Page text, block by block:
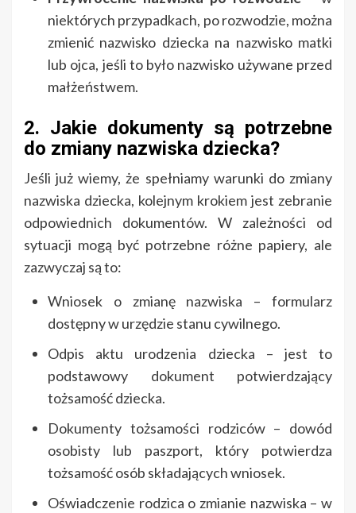
niektórych przypadkach, po rozwodzie, można
zmienić nazwisko dziecka na nazwisko matki
lub ojca, jeśli to było nazwisko używane przed
małżeństwem.
2. Jakie dokumenty są potrzebne
do zmiany nazwiska dziecka?
Jeśli już wiemy, że spełniamy warunki do zmiany
nazwiska dziecka, kolejnym krokiem jest zebranie
odpowiednich dokumentów. W zależności od
sytuacji mogą być potrzebne różne papiery, ale
zazwyczaj są to:
Wniosek o zmianę nazwiska – formularz
dostępny w urzędzie stanu cywilnego.
Odpis aktu urodzenia dziecka – jest to
podstawowy dokument potwierdzający
tożsamość dziecka.
Dokumenty tożsamości rodziców – dowód
osobisty lub paszport, który potwierdza
tożsamość osób składających wniosek.
Oświadczenie rodzica o zmianie nazwiska – w